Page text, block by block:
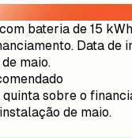
bateria de 15
Data de
maio.
sobre o
de maio.